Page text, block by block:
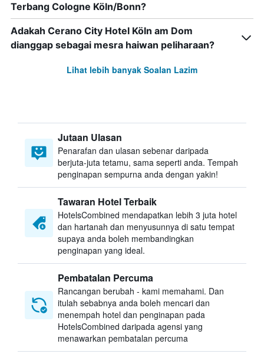
Terbang Cologne Köln/Bonn?
Adakah Cerano City Hotel Köln am Dom
dianggap sebagai mesra haiwan peliharaan?
Lihat lebih banyak Soalan Lazim
Jutaan Ulasan
Penarafan dan ulasan sebenar daripada
berjuta-juta tetamu, sama seperti anda. Tempah
penginapan sempurna anda dengan yakin!
Tawaran Hotel Terbaik
HotelsCombined mendapatkan lebih 3 juta hotel
dan hartanah dan menyusunnya di satu tempat
supaya anda boleh membandingkan
penginapan yang ideal.
Pembatalan Percuma
Rancangan berubah - kami memahami. Dan
itulah sebabnya anda boleh mencari dan
menempah hotel dan penginapan pada
HotelsCombined daripada agensi yang
menawarkan pembatalan percuma